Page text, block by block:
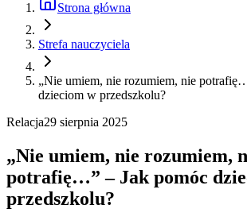
Strona główna
Strefa nauczyciela
„Nie umiem, nie rozumiem, nie
dzieciom w przedszkolu?
Relacja29 sierpnia 2025
„Nie umiem, nie rozumiem,
potrafię…” – Jak pomóc
przedszkolu?